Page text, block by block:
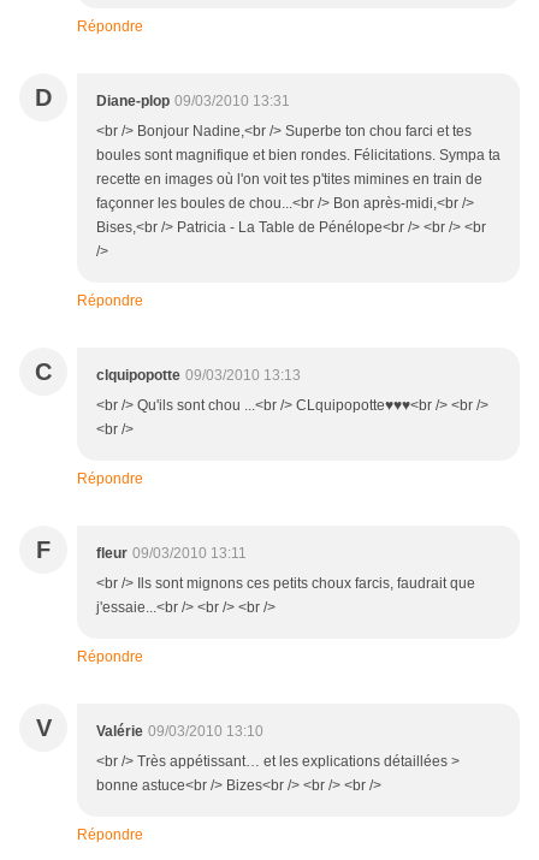
Répondre
D Diane-plop 09/03/2010 13:31
<br /> Bonjour Nadine,<br /> Superbe ton chou farci et tes
boules sont magnifique et bien rondes. Félicitations. Sympa ta
recette en images où l'on voit tes p'tites mimines en train de
façonner les boules de chou...<br /> Bon après-midi,<br />
Bises,<br /> Patricia - La Table de Pénélope<br /> <br /> <br
/>
Répondre
C clquipopotte 09/03/2010 13:13
<br /> Qu'ils sont chou ...<br /> CLquipopotte♥♥♥<br /> <br />
<br />
Répondre
F fleur 09/03/2010 13:11
<br /> Ils sont mignons ces petits choux farcis, faudrait que
j'essaie...<br /> <br /> <br />
Répondre
V Valérie 09/03/2010 13:10
<br /> Très appétissant… et les explications détaillées >
bonne astuce<br /> Bizes<br /> <br /> <br />
Répondre